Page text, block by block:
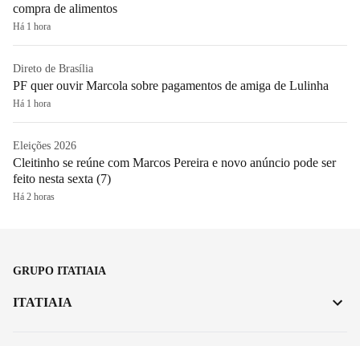
compra de alimentos
Há 1 hora
Direto de Brasília
PF quer ouvir Marcola sobre pagamentos de amiga de Lulinha
Há 1 hora
Eleições 2026
Cleitinho se reúne com Marcos Pereira e novo anúncio pode ser
feito nesta sexta (7)
Há 2 horas
GRUPO ITATIAIA
ITATIAIA